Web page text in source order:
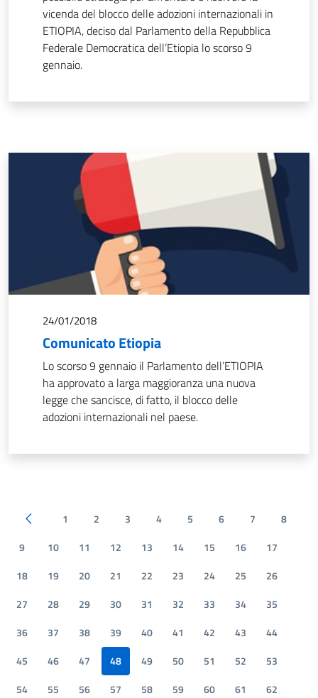
vicenda del blocco delle adozioni internazionali in
ETIOPIA, deciso dal Parlamento della Repubblica
Federale Democratica dell’Etiopia lo scorso 9
gennaio.
24/01/2018
Comunicato Etiopia
Lo scorso 9 gennaio il Parlamento dell’ETIOPIA
ha approvato a larga maggioranza una nuova
legge che sancisce, di fatto, il blocco delle
adozioni internazionali nel paese.
Pagina precedente
1 2 3 4 5 6 7
8
9
10 11 12 13 14 15 16
17
18
19 20 21 22 23 24 25
26
27
28 29 30 31 32 33 34
35
36
37 38 39 40 41 42 43
44
45
46 47 48 49 50 51 52
53
54
55 56 57 58 59 60 61
62